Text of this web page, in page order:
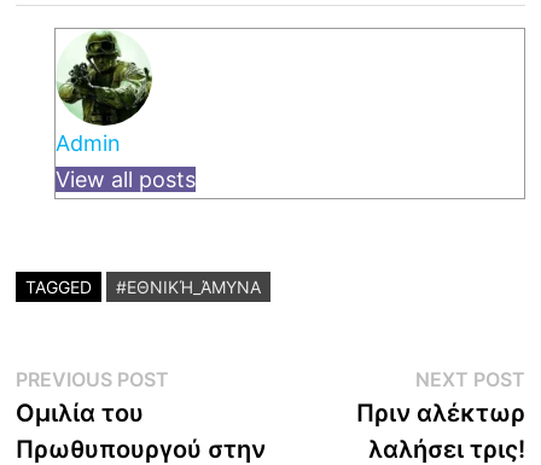
Admin
View all posts
TAGGED #ΕΘΝΙΚΉ_ΆΜΥΝΑ
Post
navigation
PREVIOUS POSTPrevious
Ομιλία του
Πρωθυπουργού στην
NEXT POST
Πριν αλέκτωρ
λαλήσει τρις!